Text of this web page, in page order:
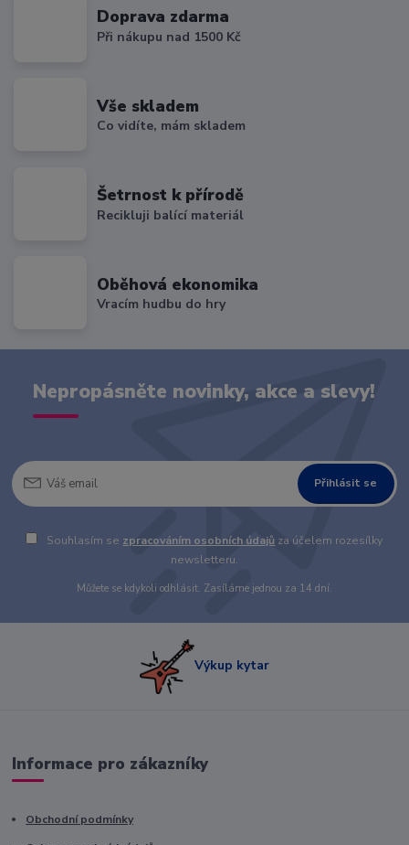
Doprava zdarma
Při nákupu nad 1500 Kč
Vše skladem
Co vidíte, mám skladem
Šetrnost k přírodě
Recikluji balící materiál
Oběhová ekonomika
Vracím hudbu do hry
Nepropásněte novinky, akce a slevy!
Přihlásit se
Souhlasím se zpracováním osobních údajů za účelem rozesílky
newsletteru.
Můžete se kdykoli odhlásit. Zasíláme jednou za 14 dní.
Výkup kytar
Informace pro zákazníky
Obchodní podmínky